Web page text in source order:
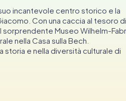
incantevole centro storico e la
Con una caccia al tesoro di
Museo Wilhelm-
nella Casa sulla Bech.
storia e nella diversità culturale di